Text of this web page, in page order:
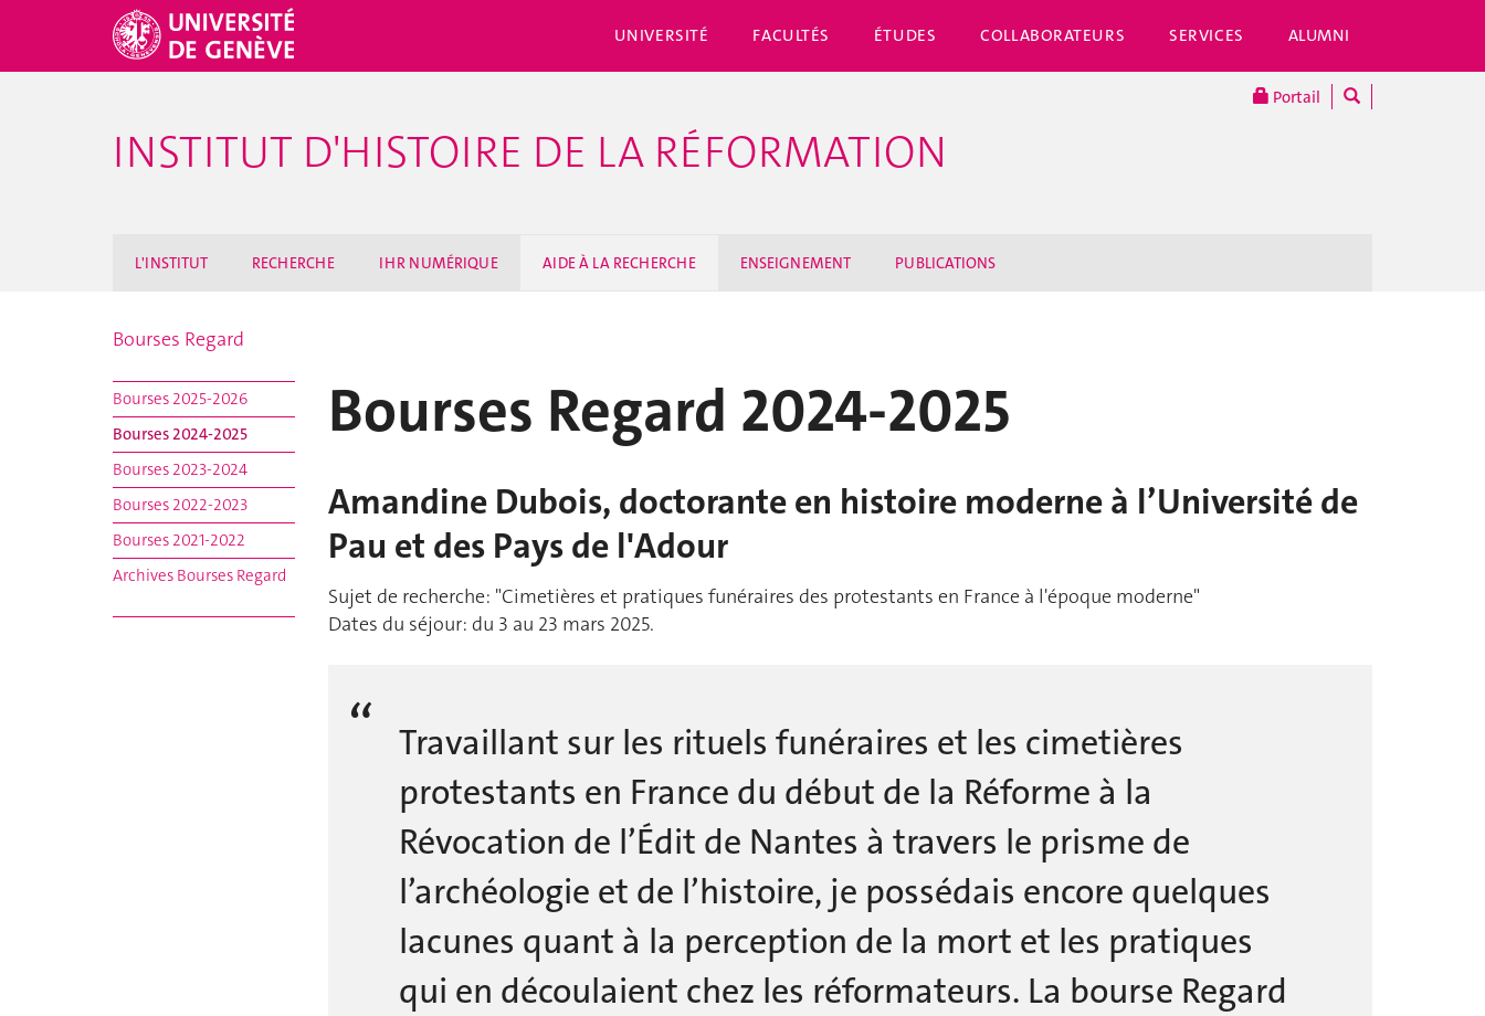
UNIVERSITÉ FACULTÉS ÉTUDES COLLABORATEURS SERVICES ALUMNI
Portail
INSTITUT D'HISTOIRE DE LA RÉFORMATION
L'INSTITUT RECHERCHE IHR NUMÉRIQUE AIDE À LA RECHERCHE ENSEIGNEMENT PUBLICATIONS
Bourses Regard
Bourses 2025-2026
Bourses 2024-2025
Bourses 2023-2024
Bourses 2022-2023
Bourses 2021-2022
Archives Bourses Regard
Bourses Regard 2024-2025
Amandine Dubois, doctorante en histoire moderne à l’Université de
Pau et des Pays de l'Adour
Sujet de recherche: "Cimetières et pratiques funéraires des protestants en France à l'époque moderne"
Dates du séjour: du 3 au 23 mars 2025.
Travaillant sur les rituels funéraires et les cimetières
protestants en France du début de la Réforme à la
Révocation de l’Édit de Nantes à travers le prisme de
l’archéologie et de l’histoire, je possédais encore quelques
lacunes quant à la perception de la mort et les pratiques
qui en découlaient chez les réformateurs. La bourse Regard